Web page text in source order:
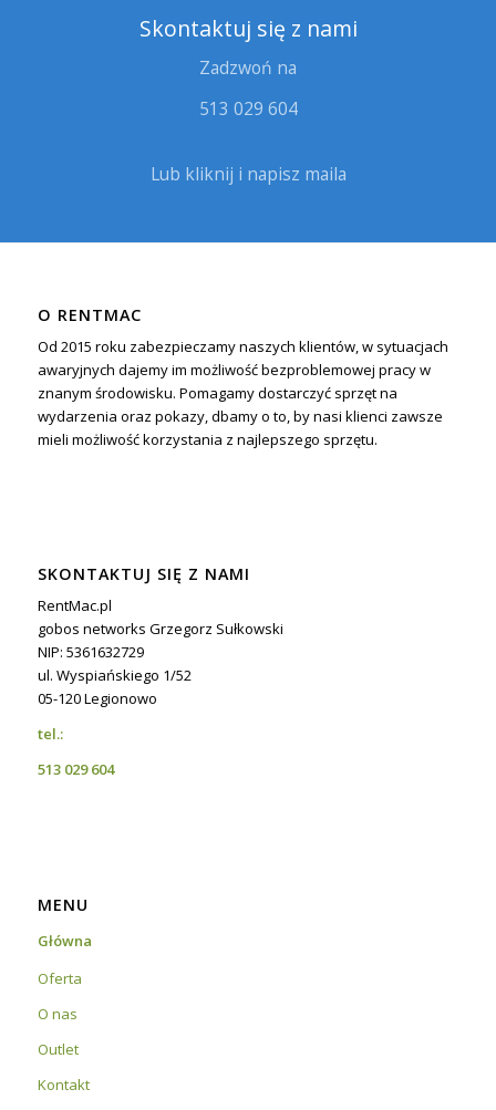
Skontaktuj się z nami
Zadzwoń na
513 029 604
Lub kliknij i napisz maila
O RENTMAC
Od 2015 roku zabezpieczamy naszych klientów, w sytuacjach
awaryjnych dajemy im możliwość bezproblemowej pracy w
znanym środowisku. Pomagamy dostarczyć sprzęt na
wydarzenia oraz pokazy, dbamy o to, by nasi klienci zawsze
mieli możliwość korzystania z najlepszego sprzętu.
SKONTAKTUJ SIĘ Z NAMI
RentMac.pl
gobos networks Grzegorz Sułkowski
NIP: 5361632729
ul. Wyspiańskiego 1/52
05-120 Legionowo
tel.:
513 029 604
MENU
Główna
Oferta
O nas
Outlet
Kontakt